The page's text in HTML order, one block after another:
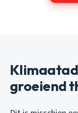
groeiend